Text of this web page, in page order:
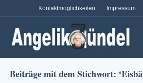
Kontaktmöglichkeiten Impressum
Beiträge mit dem Stichwort: